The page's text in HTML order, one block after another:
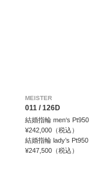
MEISTER
011 / 126D
結婚指輪 men‘s Pt950
¥242,000（税込）
結婚指輪 lady’s Pt950
¥247,500（税込）